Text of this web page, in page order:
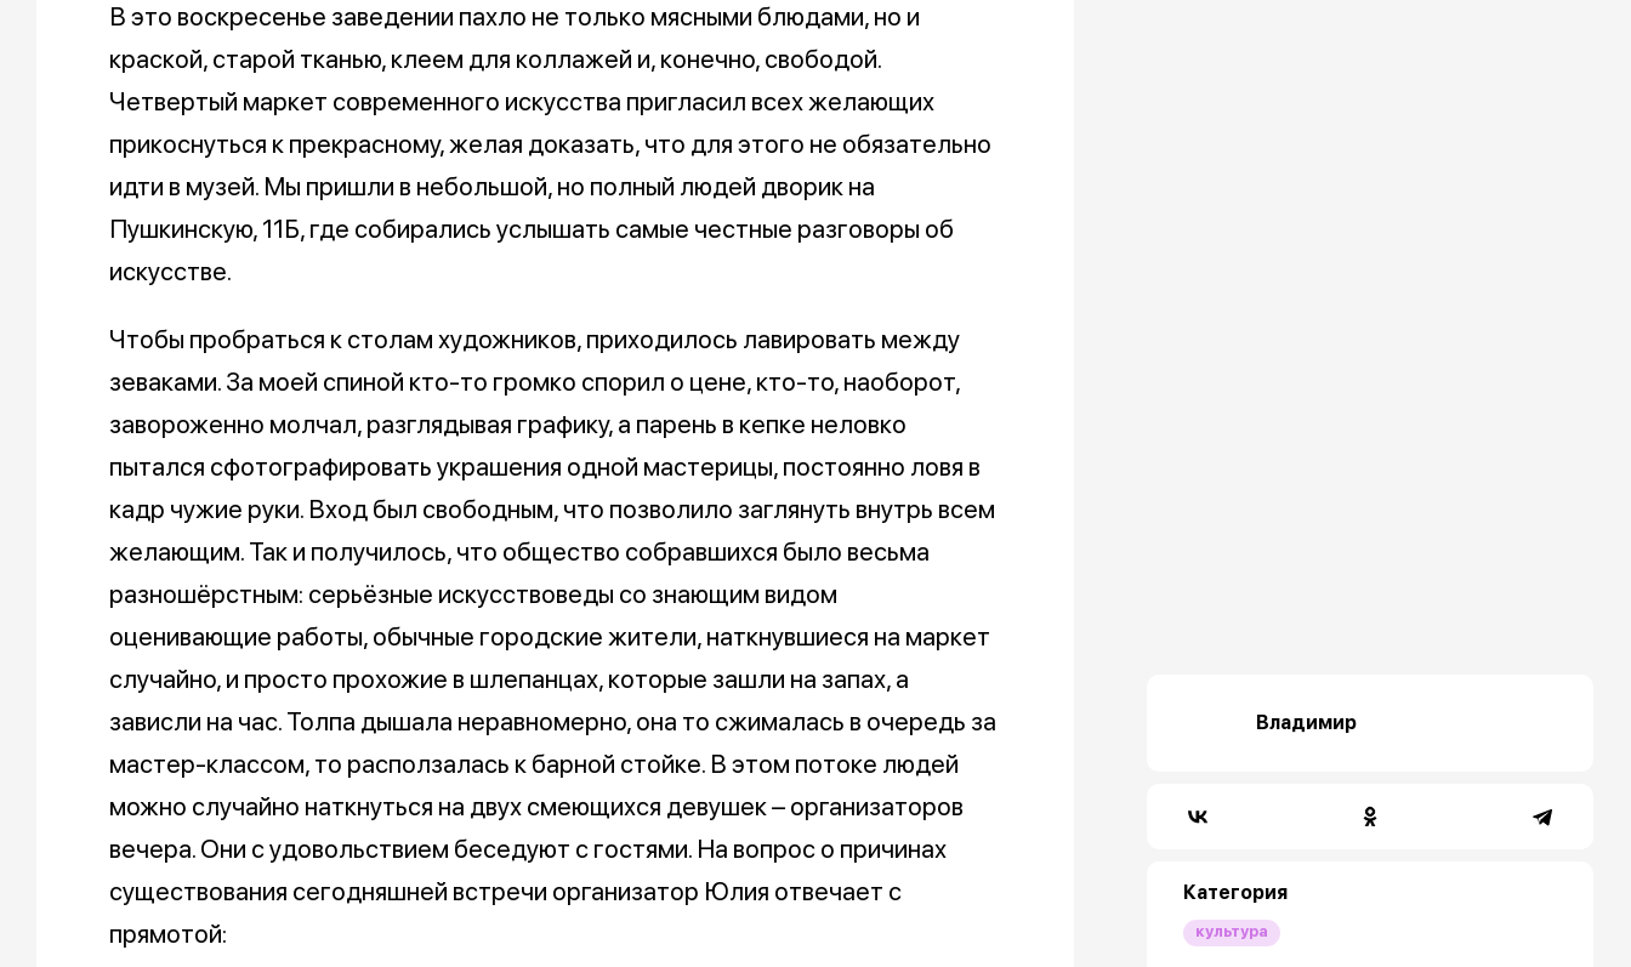
В это воскресенье заведении пахло не только мясными блюдами, но и
краской, старой тканью, клеем для коллажей и, конечно, свободой.
Четвертый маркет современного искусства пригласил всех желающих
прикоснуться к прекрасному, желая доказать, что для этого не обязательно
идти в музей. Мы пришли в небольшой, но полный людей дворик на
Пушкинскую, 11Б, где собирались услышать самые честные разговоры об
искусстве.
Чтобы пробраться к столам художников, приходилось лавировать между
зеваками. За моей спиной кто-то громко спорил о цене, кто-то, наоборот,
завороженно молчал, разглядывая графику, а парень в кепке неловко
пытался сфотографировать украшения одной мастерицы, постоянно ловя в
кадр чужие руки. Вход был свободным, что позволило заглянуть внутрь всем
желающим. Так и получилось, что общество собравшихся было весьма
разношёрстным: серьёзные искусствоведы со знающим видом
оценивающие работы, обычные городские жители, наткнувшиеся на маркет
случайно, и просто прохожие в шлепанцах, которые зашли на запах, а
зависли на час. Толпа дышала неравномерно, она то сжималась в очередь за
мастер-классом, то расползалась к барной стойке. В этом потоке людей
можно случайно наткнуться на двух смеющихся девушек – организаторов
вечера. Они с удовольствием беседуют с гостями. На вопрос о причинах
существования сегодняшней встречи организатор Юлия отвечает с
прямотой:
Владимир
Категория
культура